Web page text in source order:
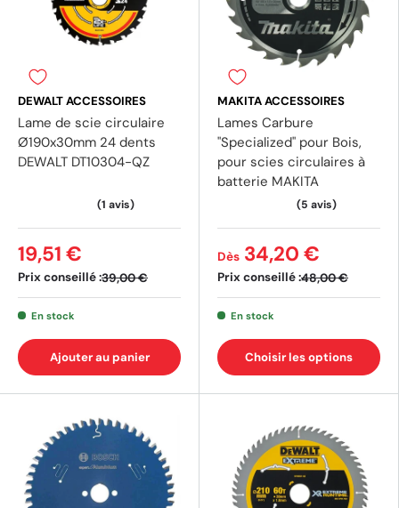
DEWALT ACCESSOIRES
Lame de scie circulaire
Ø190x30mm 24 dents
DEWALT DT10304-QZ
Prix conseillé :39,00 €
19,51 €
En stock
Ajouter au panier
MAKITA ACCESSOIRES
Lames Carbure
"Specialized" pour Bois,
pour scies circulaires à
batterie MAKITA
Prix conseillé :48,00 €
Dès 34,20 €
En stock
Choisir les options